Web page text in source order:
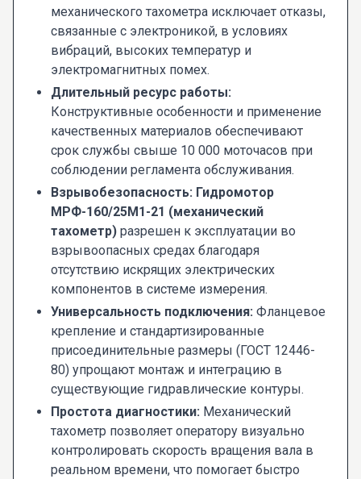
механического тахометра исключает отказы,
связанные с электроникой, в условиях
вибраций, высоких температур и
электромагнитных помех.
Длительный ресурс работы:
Конструктивные особенности и применение
качественных материалов обеспечивают
срок службы свыше 10 000 моточасов при
соблюдении регламента обслуживания.
Взрывобезопасность: Гидромотор
МРФ-160/25М1-21 (механический
тахометр) разрешен к эксплуатации во
взрывоопасных средах благодаря
отсутствию искрящих электрических
компонентов в системе измерения.
Универсальность подключения: Фланцевое
крепление и стандартизированные
присоединительные размеры (ГОСТ 12446-
80) упрощают монтаж и интеграцию в
существующие гидравлические контуры.
Простота диагностики: Механический
тахометр позволяет оператору визуально
контролировать скорость вращения вала в
реальном времени, что помогает быстро